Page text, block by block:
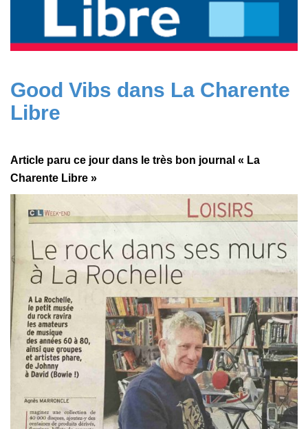
Good Vibs dans La Charente
Libre
Article paru ce jour dans le très bon journal « La
Charente Libre »